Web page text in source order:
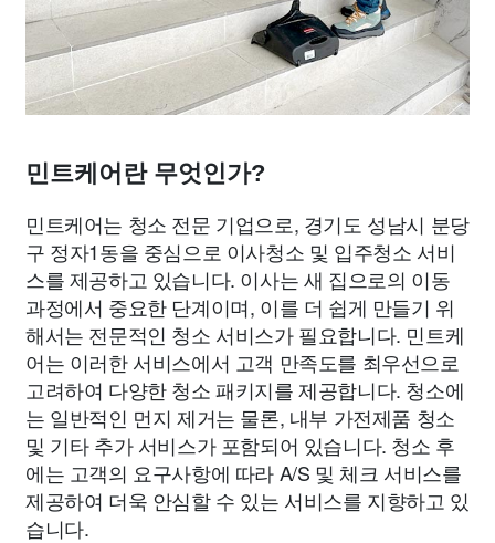
민트케어란 무엇인가?
민트케어는 청소 전문 기업으로, 경기도 성남시 분당
구 정자1동을 중심으로 이사청소 및 입주청소 서비
스를 제공하고 있습니다. 이사는 새 집으로의 이동
과정에서 중요한 단계이며, 이를 더 쉽게 만들기 위
해서는 전문적인 청소 서비스가 필요합니다. 민트케
어는 이러한 서비스에서 고객 만족도를 최우선으로
고려하여 다양한 청소 패키지를 제공합니다. 청소에
는 일반적인 먼지 제거는 물론, 내부 가전제품 청소
및 기타 추가 서비스가 포함되어 있습니다. 청소 후
에는 고객의 요구사항에 따라 A/S 및 체크 서비스를
제공하여 더욱 안심할 수 있는 서비스를 지향하고 있
습니다.